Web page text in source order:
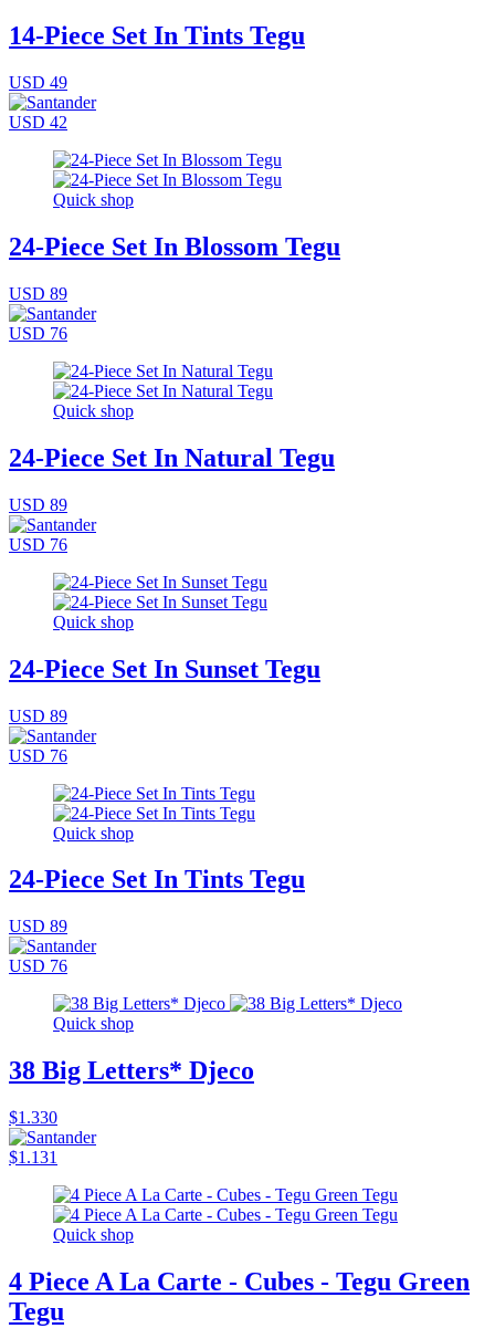
14-Piece Set In Tints Tegu
USD 49
USD 42
Quick shop
24-Piece Set In Blossom Tegu
USD 89
USD 76
Quick shop
24-Piece Set In Natural Tegu
USD 89
USD 76
Quick shop
24-Piece Set In Sunset Tegu
USD 89
USD 76
Quick shop
24-Piece Set In Tints Tegu
USD 89
USD 76
Quick shop
38 Big Letters* Djeco
$1.330
$1.131
Quick shop
4 Piece A La Carte - Cubes - Tegu Green
Tegu